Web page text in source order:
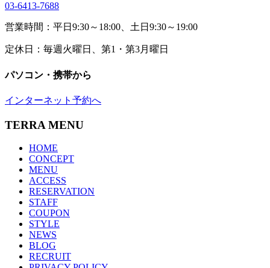
03-6413-7688
営業時間：平日9:30～18:00、土日9:30～19:00
定休日：毎週火曜日、第1・第3月曜日
パソコン・携帯から
インターネット予約へ
TERRA MENU
HOME
CONCEPT
MENU
ACCESS
RESERVATION
STAFF
COUPON
STYLE
NEWS
BLOG
RECRUIT